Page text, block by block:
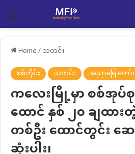
Menu
Home/သတင်း
စစ်ကိုင်း
သတင်း အညာမြေ တေ
ကလေးမြို့မှာ စစ်အုပ်
ထောင် နှစ် ၂၀ ချထာ
တစ်ဦး ထောင်တွင်း